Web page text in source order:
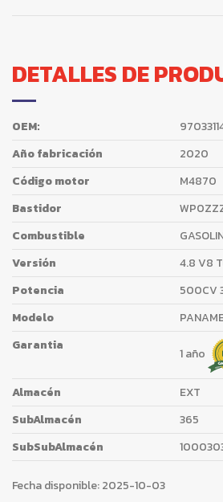
DETALLES DE
OEM:
Año fabricación
2020
Código motor
M4870
Bastidor
Combustible
Versión
4.8 V8
Potencia
500CV
Modelo
Garantia
1 año
Almacén
EXT
SubAlmacén
365
SubSubAlmacén
Fecha disponible:2025-10-03